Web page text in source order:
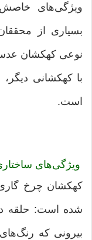
ویژگی‌های خاصش
بسیاری از
نوعی کهکشان
با کهکشانی
است.
ویژگی‌های
کهکشان چرخ
شده است: حلقه
بیرونی که